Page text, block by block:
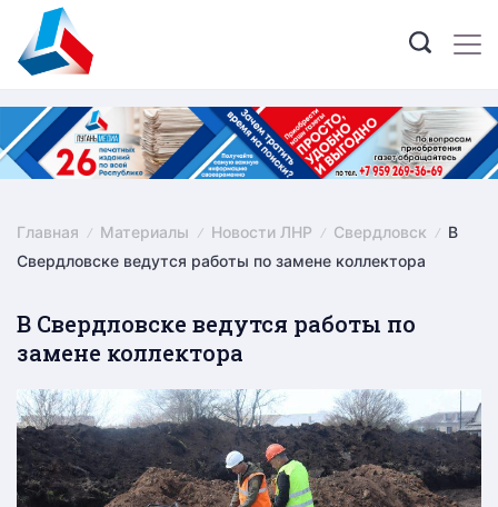
content
Главная Материалы Новости ЛНР Свердловск
В
Свердловске ведутся работы по замене коллектора
В Свердловске ведутся работы по
замене коллектора